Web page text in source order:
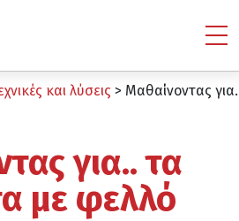
και λύσεις > Μαθαίνοντας
για.. τα
με φελλό